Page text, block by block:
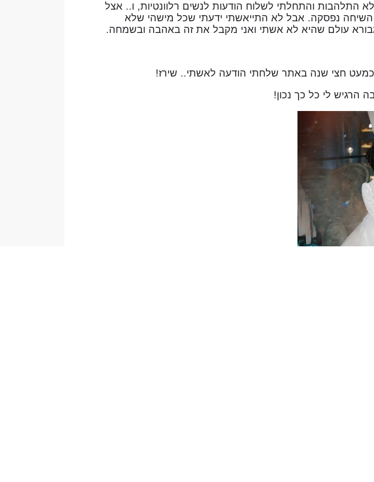
התלהבות והתחלתי לשלוח הודעות לנשים רלוונטיות, ו.. אצל
נפסקה. אבל לא התייאשתי ידעתי שכל מישהי שלא
עולם שהיא לא אשתי ואני מקבל את זה באהבה ובשמחה.
חצי שנה באתר שלחתי הודעה לאשתי.. שירז!
הרגיש לי כל כך נכון!